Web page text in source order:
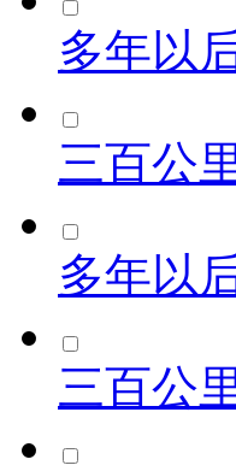
多年以
三百公
多年以
三百公